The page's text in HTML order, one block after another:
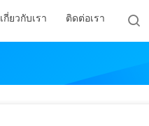
เกี่ยวกับเรา ติดต่อเรา